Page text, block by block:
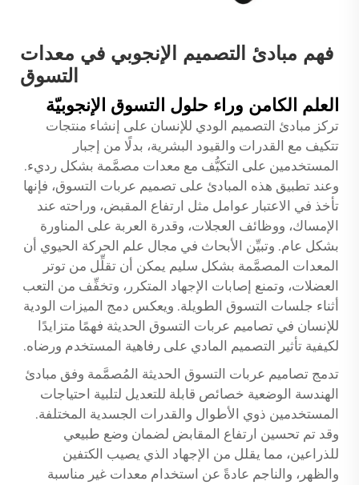
فهم مبادئ التصميم الإنجوبي في معدات
التسوق
العلم الكامن وراء حلول التسوق الإنجوبيّة
تركز مبادئ التصميم الودي للإنسان على إنشاء منتجات
تتكيف مع القدرات والقيود البشرية، بدلًا من إجبار
المستخدمين على التكيُّف مع معدات مصمَّمة بشكل رديء.
وعند تطبيق هذه المبادئ على تصميم عربات التسوق، فإنها
تأخذ في الاعتبار عوامل مثل ارتفاع المقبض، وراحته عند
الإمساك، ووظائف العجلات، وقدرة العربة على المناورة
بشكل عام. وتبيِّن الأبحاث في مجال علم الحركة الحيوي أن
المعدات المصمَّمة بشكل سليم يمكن أن تقلِّل من توتر
العضلات، وتمنع إصابات الإجهاد المتكرر، وتخفِّف من التعب
أثناء جلسات التسوق الطويلة. ويعكس دمج الميزات الودية
للإنسان في تصاميم عربات التسوق الحديثة فهمًا متزايدًا
لكيفية تأثير التصميم المادي على رفاهية المستخدم ورضاه.
تدمج تصاميم عربات التسوق الحديثة المُصمَّمة وفق مبادئ
الهندسة الوضعية خصائص قابلة للتعديل لتلبية احتياجات
المستخدمين ذوي الأطوال والقدرات الجسدية المختلفة.
وقد تم تحسين ارتفاع المقابض لضمان وضع طبيعي
للذراعين، مما يقلل من الإجهاد الذي يصيب الكتفين
والظهر، والناجم عادةً عن استخدام معدات غير مناسبة